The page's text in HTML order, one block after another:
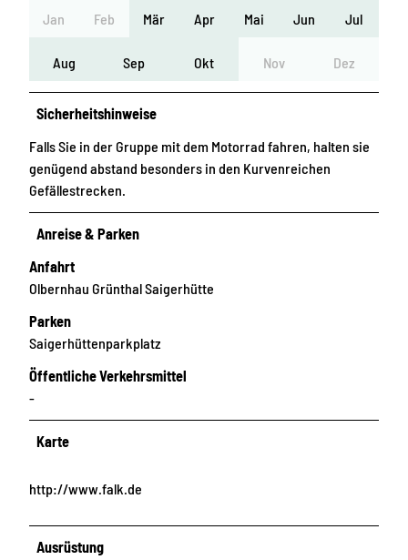
Jan Feb Mär Apr Mai Jun Jul
Aug Sep Okt Nov Dez
Sicherheitshinweise
Falls Sie in der Gruppe mit dem Motorrad fahren, halten sie
genügend abstand besonders in den Kurvenreichen
Gefällestrecken.
Anreise & Parken
Anfahrt
Olbernhau Grünthal Saigerhütte
Parken
Saigerhüttenparkplatz
Öffentliche Verkehrsmittel
-
Karte
http://www.falk.de
Ausrüstung